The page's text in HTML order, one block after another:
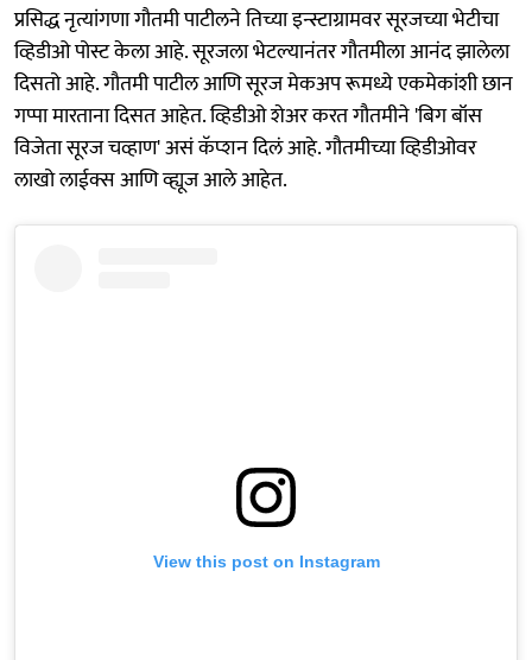
प्रसिद्ध नृत्यांगणा गौतमी पाटीलने तिच्या इन्स्टाग्रामवर सूरजच्या भेटीचा
व्हिडीओ पोस्ट केला आहे. सूरजला भेटल्यानंतर गौतमीला आनंद झालेला
दिसतो आहे. गौतमी पाटील आणि सूरज मेकअप रूमध्ये एकमेकांशी छान
गप्पा मारताना दिसत आहेत. व्हिडीओ शेअर करत गौतमीने 'बिग बॉस
विजेता सूरज चव्हाण' असं कॅप्शन दिलं आहे. गौतमीच्या व्हिडीओवर
लाखो लाईक्स आणि व्ह्यूज आले आहेत.
View this post on Instagram